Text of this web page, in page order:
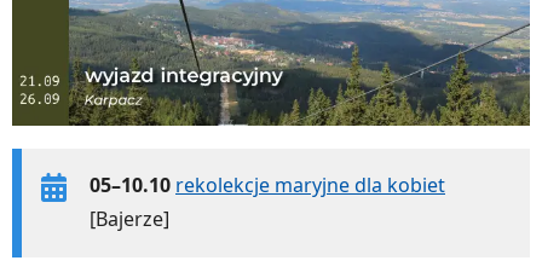
05–10.10 rekolekcje maryjne dla kobiet
[Bajerze]